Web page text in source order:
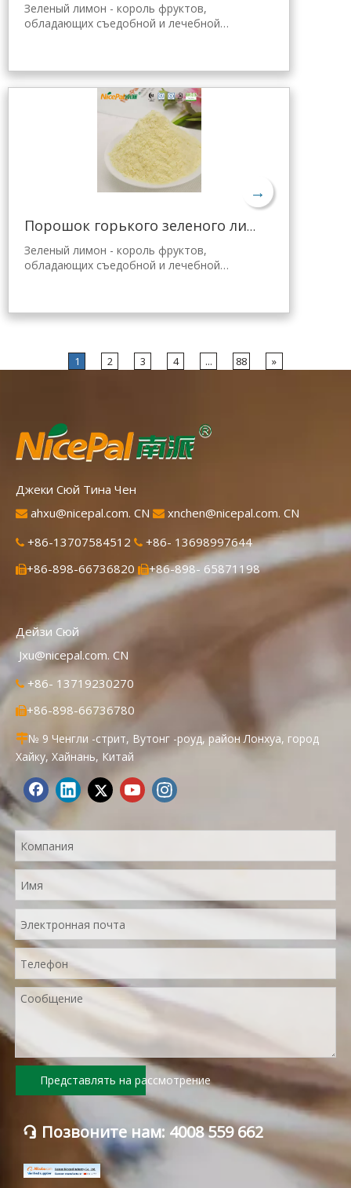
Зеленый лимон - король фруктов,
обладающих съедобной и лечебной
Хайнань, полученного с помощью самой
распылительной сушки и обработки,
которая хорошо сохраняет
питательность и аромат свежего лимона.
Мгновенно растворяется, удобен в
→
Порошок горького зеленого лимона для похудения
Зеленый лимон - король фруктов,
обладающих съедобной и лечебной
Хайнань, полученного с помощью самой
передовой в мире технологии
которая хорошо сохраняет
питательность и аромат свежего лимона.
1 2 3 4 ... 88 »
Джеки Сюй Тина Чен
 ahxu@nicepal.com. CN  xnchen@nicepal.com. CN
 +86-13707584512  +86- 13698997644
+86-898-66736820 +86-898- 65871198
Дейзи Сюй
Jxu@nicepal.com. CN
 +86- 13719230270
+86-898-66736780
№ 9 Ченгли -стрит, Вутонг -роуд, район Лонхуа, город
Хайку, Хайнань, Китай
Представлять на рассмотрение
 Позвоните нам: 4008 559 662